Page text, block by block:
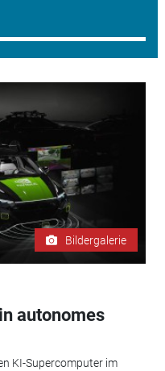
Bildergalerie
autonomes
KI-Supercomputer im